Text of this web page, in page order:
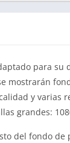
para su
mostrarán
y varias
grandes:
del fondo